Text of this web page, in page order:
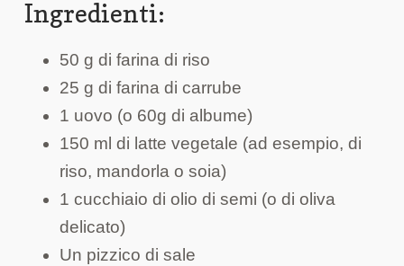
Ingredienti:
50 g di farina di riso
25 g di farina di carrube
1 uovo (o 60g di albume)
150 ml di latte vegetale (ad esempio, di
riso, mandorla o soia)
1 cucchiaio di olio di semi (o di oliva
delicato)
Un pizzico di sale